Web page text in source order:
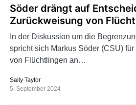
Söder drängt auf
Zurückweisung von
In der Diskussion um die
spricht sich Markus Söder (CSU)
von Flüchtlingen an…
Sally Taylor
5. September 2024